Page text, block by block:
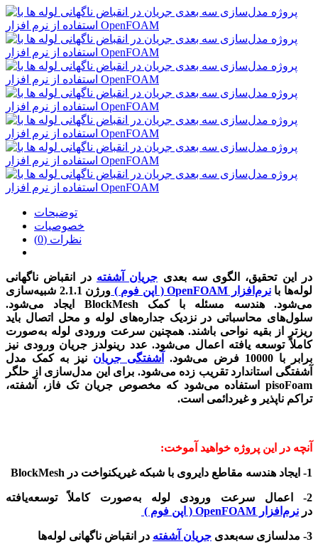
توضیحات
خصوصیات
نظرات (0)
در این تحقیق، الگوی سه‌ بعدی جریان آشفته در انقباض ناگهانی
لوله‌‌ها بانرم‌افزار OpenFOAM ( اپن فوم )
ورژن 2.1.1 شبیه‌‌سازی
می‌شود. هندسه‌ مسئله با کمک BlockMesh ایجاد می‌شود.
سلول‌های محاسباتی در نزدیک جداره‌های لوله و محل اتصال باید
ریزتر از بقیه‌ نواحی باشند. همچنین سرعت ورودی لوله به‌صورت
کاملاً توسعه‌ یافته اعمال می‌شود. عدد رینولدز جریان ورودی نیز
برابر با 10000 فرض می‌شود.
آشفتگی جریان نیز به کمک مدل
آشفتگی استاندارد تقریب زده می‌شود. برای این مدل‌سازی از حلگر
pisoFoam استفاده می‌شود که مخصوص جریان تک فاز، آشفته،
تراکم ناپذیر و غیردائمی است.
آنچه در این پروژه خواهید آموخت:
1- ایجاد هندسه مقاطع دایروی با شبکه غیریکنواخت در BlockMesh
2- اعمال سرعت ورودی لوله به‌صورت کاملاً توسعه‌یافته
در نرم‌افزار OpenFOAM ( اپن فوم )
3- مدلسازی سه‌بعدی جریان آشفته در انقباض ناگهانی لوله‌ها